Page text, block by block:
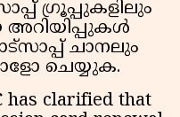
ഗ്രൂപ്പുകളിലും
ചാനലും
ചെയ്യുക.
has clarified that